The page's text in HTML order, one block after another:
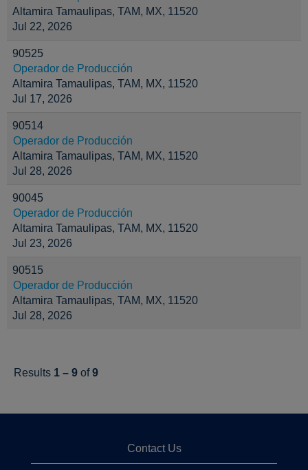
Altamira Tamaulipas, TAM, MX, 11520
Jul 22, 2026
90525
Operador de Producción
Altamira Tamaulipas, TAM, MX, 11520
Jul 17, 2026
90514
Operador de Producción
Altamira Tamaulipas, TAM, MX, 11520
Jul 28, 2026
90045
Operador de Producción
Altamira Tamaulipas, TAM, MX, 11520
Jul 23, 2026
90515
Operador de Producción
Altamira Tamaulipas, TAM, MX, 11520
Jul 28, 2026
Results 1 – 9 of9
Contact Us